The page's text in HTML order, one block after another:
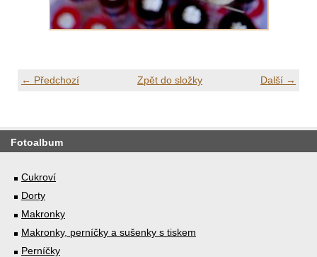
← Předchozí Další →
Zpět do složky
Fotoalbum
Cukroví
Dorty
Makronky
Makronky, perníčky a sušenky s tiskem
Perníčky